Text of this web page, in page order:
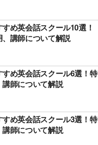
め英会話スクール10選！
講師について解説
め英会話スクール6選！特
師について解説
め英会話スクール3選！特
師について解説